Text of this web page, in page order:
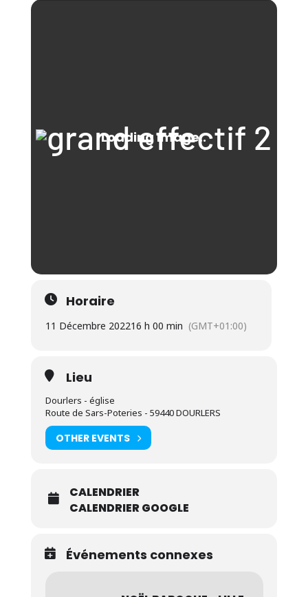
Horaire
11 Décembre 202216 h 00 min (GMT+01:00)
Lieu
Dourlers - église
Route de Sars-Poteries - 59440 DOURLERS
OTHER EVENTS
CALENDRIER
CALENDRIER GOOGLE
Événements connexes